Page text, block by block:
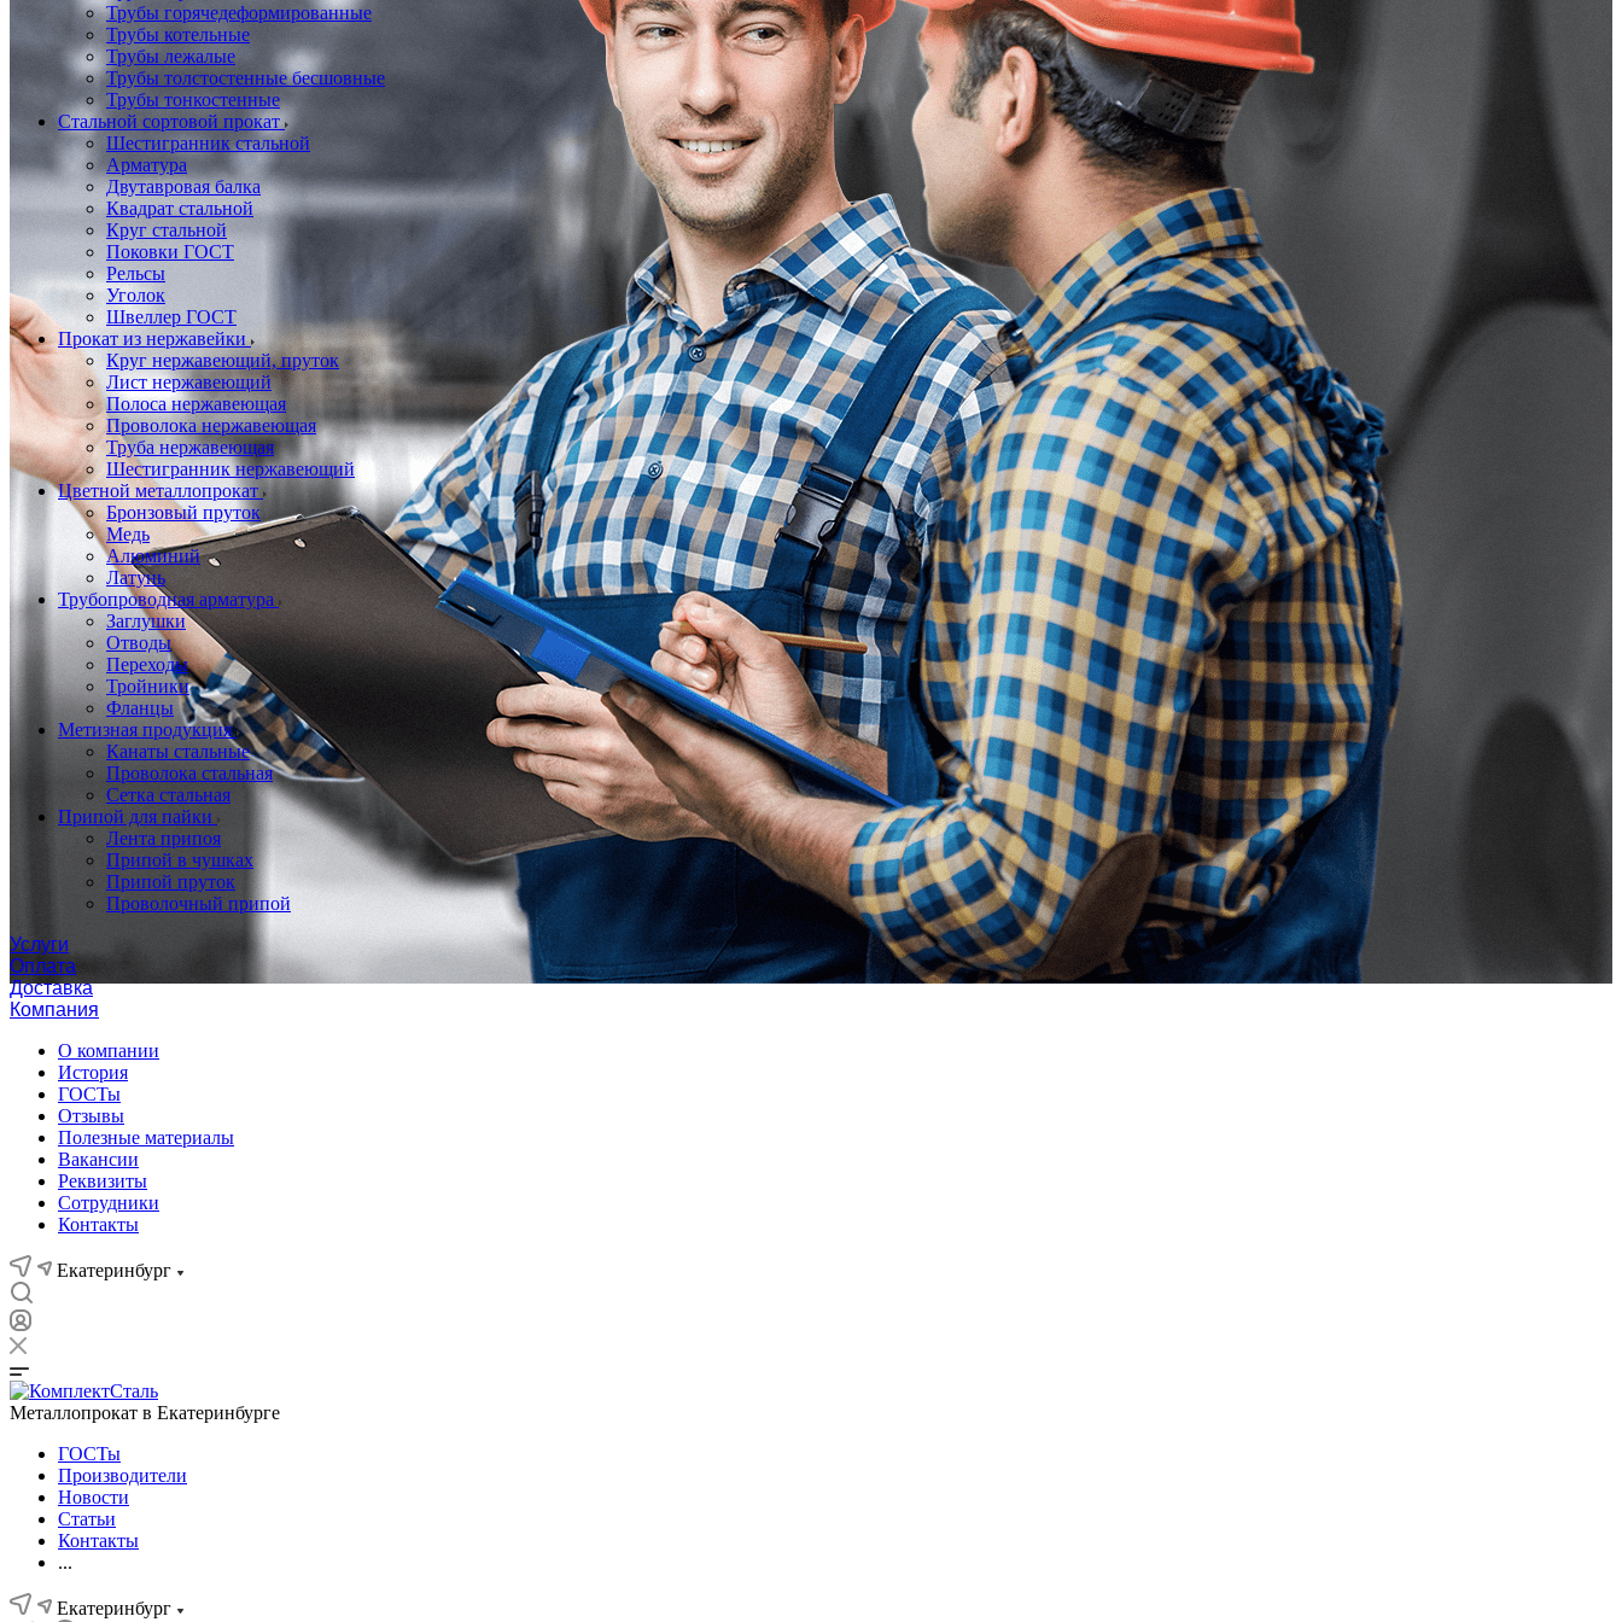
Трубы горячедеформированные
Трубы котельные
Трубы лежалые
Трубы толстостенные бесшовные
Трубы тонкостенные
Стальной сортовой прокат
Шестигранник стальной
Арматура
Двутавровая балка
Квадрат стальной
Круг стальной
Поковки ГОСТ
Рельсы
Уголок
Швеллер ГОСТ
Прокат из нержавейки
Круг нержавеющий, пруток
Лист нержавеющий
Полоса нержавеющая
Проволока нержавеющая
Труба нержавеющая
Шестигранник нержавеющий
Цветной металлопрокат
Бронзовый пруток
Медь
Алюминий
Латунь
Трубопроводная арматура
Заглушки
Отводы
Переходы
Тройники
Фланцы
Метизная продукция
Канаты стальные
Проволока стальная
Сетка стальная
Припой для пайки
Лента припоя
Припой в чушках
Припой пруток
Проволочный припой
Услуги
Оплата
Доставка
Компания
О компании
История
ГОСТы
Отзывы
Полезные материалы
Вакансии
Реквизиты
Сотрудники
Контакты
Екатеринбург
Металлопрокат в Екатеринбурге
ГОСТы
Производители
Новости
Статьи
Контакты
...
Екатеринбург